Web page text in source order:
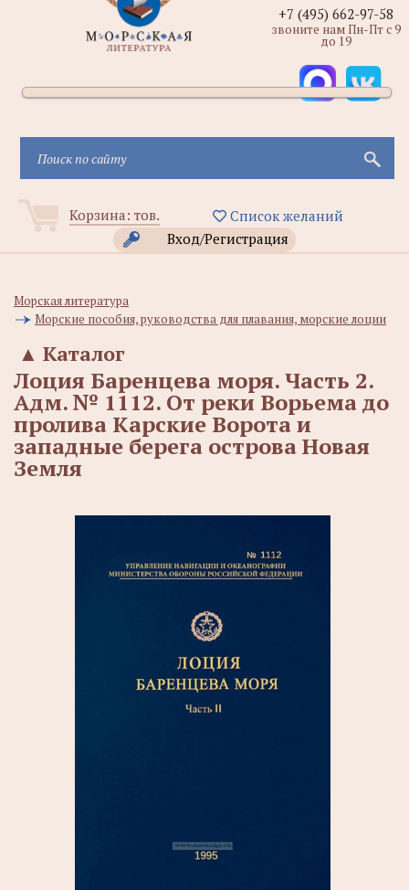
Корзина: тов.
Список желаний
Вход/Регистрация
+7 (495) 662-97-58
звоните нам Пн-Пт с 9
до 19
Морская литература
Морские пособия, руководства для плавания, морские лоции
Каталог
▲
Лоция Баренцева моря. Часть 2.
Адм. № 1112. От реки Ворьема до
пролива Карские Ворота и
западные берега острова Новая
Земля